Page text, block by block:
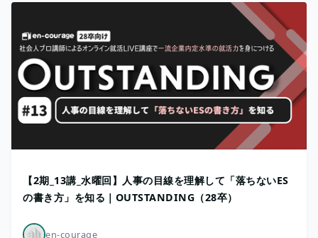
【2期_13講_水曜回】人事の目線を理解して「落ちないES
の書き方」を知る｜OUTSTANDING（28卒）
en-courage